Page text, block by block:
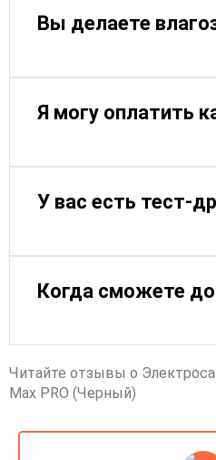
Вы делаете
Я могу оплатить
У вас есть тест-
Когда сможете
Читайте отзывы о
Max PRO (Черный)